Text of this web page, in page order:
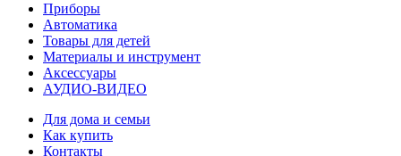
Приборы
Автоматика
Товары для детей
Материалы и инструмент
Аксессуары
АУДИО-ВИДЕО
Для дома и семьи
Как купить
Контакты